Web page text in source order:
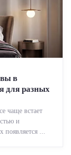
в
для разных
чаще встает
и
...